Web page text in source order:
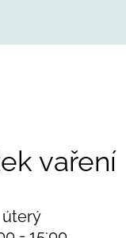
vaření
úterý